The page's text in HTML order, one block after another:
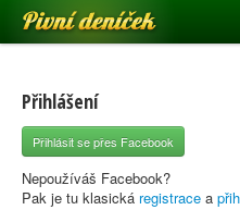
Pivní deníček
Pivní mapa
Pivní značky
Nápověda
Přihlášení
Přihlásit se přes Facebook
Nepoužíváš Facebook?
Pak je tu klasická registrace a